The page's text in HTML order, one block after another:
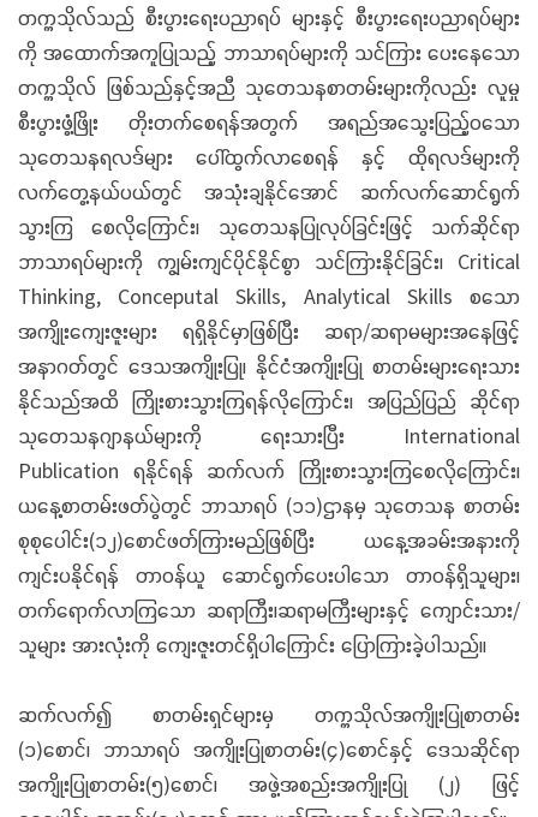
တက္ကသိုလ်သည် စီးပွားရေးပညာရပ် များနှင့် စီးပွားရေးပညာရပ်များ
ကို အထောက်အကူပြုသည့် ဘာသာရပ်များကို သင်ကြား ပေးနေသော
တက္ကသိုလ် ဖြစ်သည်နှင့်အညီ သုတေသနစာတမ်းများကိုလည်း လူမှု
စီးပွားဖွံ့ဖြိုး တိုးတက်စေရန်အတွက် အရည်အသွေးပြည့်ဝသော
သုတေသနရလဒ်များ ပေါ်ထွက်လာစေရန် နှင့် ထိုရလဒ်များကို
လက်တွေ့နယ်ပယ်တွင် အသုံးချနိုင်အောင် ဆက်လက်ဆောင်ရွက်
သွားကြ စေလိုကြောင်း၊ သုတေသနပြုလုပ်ခြင်းဖြင့် သက်ဆိုင်ရာ
ဘာသာရပ်များကို ကျွမ်းကျင်ပိုင်နိုင်စွာ သင်ကြားနိုင်ခြင်း၊ Critical
Thinking, Conceputal Skills, Analytical Skills စသော
အကျိုးကျေးဇူးများ ရရှိနိုင်မှာဖြစ်ပြီး ဆရာ/ဆရာမများအနေဖြင့်
အနာဂတ်တွင် ဒေသအကျိုးပြု၊ နိုင်ငံအကျိုးပြု စာတမ်းများရေးသား
နိုင်သည်အထိ ကြိုးစားသွားကြရန်လိုကြောင်း၊ အပြည်ပြည် ဆိုင်ရာ
သုတေသနဂျာနယ်များကို ရေးသားပြီး International
Publication ရနိုင်ရန် ဆက်လက် ကြိုးစားသွားကြစေလိုကြောင်း၊
ယနေ့စာတမ်းဖတ်ပွဲတွင် ဘာသာရပ် (၁၁)ဌာနမှ သုတေသန စာတမ်း
စုစုပေါင်း(၁၂)စောင်ဖတ်ကြားမည်ဖြစ်ပြီး ယနေ့အခမ်းအနားကို
ကျင်းပနိုင်ရန် တာဝန်ယူ ဆောင်ရွက်ပေးပါသော တာဝန်ရှိသူများ၊
တက်ရောက်လာကြသော ဆရာကြီး၊ဆရာမကြီးများနှင့် ကျောင်းသား/
သူများ အားလုံးကို ကျေးဇူးတင်ရှိပါကြောင်း ပြောကြားခဲ့ပါသည်။
ဆက်လက်၍ စာတမ်းရှင်များမှ တက္ကသိုလ်အကျိုးပြုစာတမ်း
(၁)စောင်၊ ဘာသာရပ် အကျိုးပြုစာတမ်း(၄)စောင်နှင့် ဒေသဆိုင်ရာ
အကျိုးပြုစာတမ်း(၅)စောင်၊ အဖွဲ့အစည်းအကျိုးပြု (၂) ဖြင့်